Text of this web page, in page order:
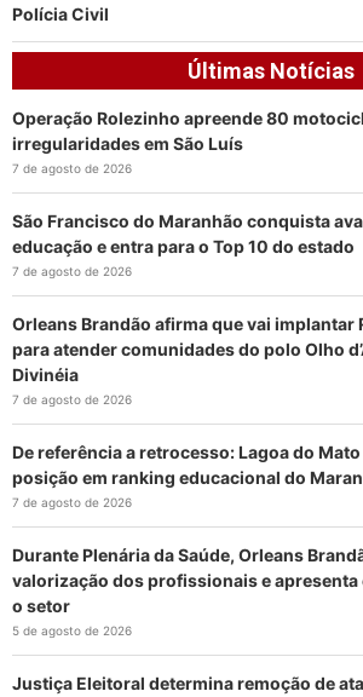
Polícia Civil
Últimas Notícias
Operação Rolezinho apreende 80
irregularidades em São Luís
7 de agosto de 2026
São Francisco do Maranhão conquista
educação e entra para o Top 10 do estado
7 de agosto de 2026
Orleans Brandão afirma que vai implantar
para atender comunidades do polo Olho
Divinéia
7 de agosto de 2026
De referência a retrocesso: Lagoa do Mato
posição em ranking educacional do
7 de agosto de 2026
Durante Plenária da Saúde, Orleans
valorização dos profissionais e
o setor
5 de agosto de 2026
Justiça Eleitoral determina remoção de